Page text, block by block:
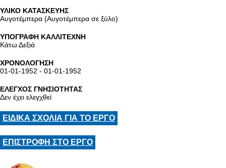
ΥΛΙΚΟ ΚΑΤΑΣΚΕΥΗΣ
Αυγοτέμπερα (Αυγοτέμπερα σε ξύλο)
ΥΠΟΓΡΑΦΗ ΚΑΛΛΙΤΕΧΝΗ
Κάτω Δεξιά
ΧΡΟΝΟΛΟΓΗΣΗ
01-01-1952 - 01-01-1952
ΕΛΕΓΧΟΣ ΓΝΗΣΙΟΤΗΤΑΣ
Δεν έχει ελεγχθεί
ΕΙΔΙΚΑ ΣΧΟΛΙΑ ΓΙΑ ΤΟ ΕΡΓΟ
ΕΠΙΣΤΡΟΦΗ ΣΤΟ ΕΡΓΟ